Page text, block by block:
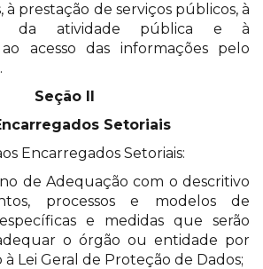
à prestação de serviços públicos, à
da atividade pública e à
acesso das informações pelo
Seção II
Setoriais
Encarregados Setoriais:
de Adequação com o descritivo
processos e modelos de
e medidas que serão
o órgão ou entidade por
Lei Geral de Proteção de Dados;